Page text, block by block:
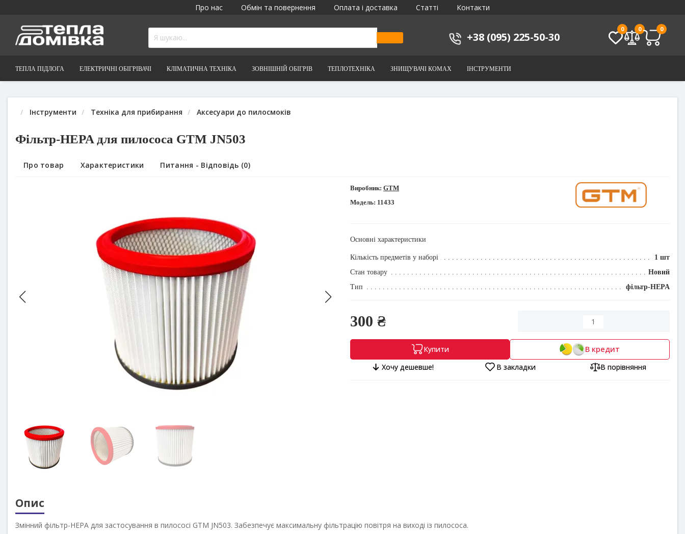
Про нас Обмін та повернення Оплата і доставка Статті Контакти
+38 (095) 225-50-30
0 0 0
ТЕПЛА ПІДЛОГА ЕЛЕКТРИЧНІ ОБІГРІВАЧІ КЛІМАТИЧНА ТЕХНІКА ЗОВНІШНІЙ ОБІГРІВ ТЕПЛОТЕХНІКА ЗНИЩУВАЧІ КОМАХ ІНСТРУМЕНТИ
Інструменти Техніка для прибирання Аксесуари до пилосмоків
Фільтр-HEPA для пилососа GTM JN503
Про товар Характеристики Питання - Відповідь (0)
Виробник: GTM
Модель: 11433
Основні характеристики
Кількість предметів у наборі
1 шт
Стан товару
Новий
Тип
фільтр-HEPA
300 ₴
Купити В кредит
Хочу дешевше! В закладки В порівняння
Опис
Змінний фільтр-HEPA для застосування в пилососі GTM JN503. Забезпечує максимальну фільтрацію повітря на виході із пилососа.